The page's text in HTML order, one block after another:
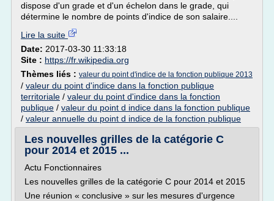
dispose d'un grade et d'un échelon dans le grade, qui
détermine le nombre de points d'indice de son salaire....
Lire la suite
Date: 2017-03-30 11:33:18
Site : https://fr.wikipedia.org
Thèmes liés : valeur du point d'indice de la fonction publique 2013
/ valeur du point d'indice dans la fonction publique
territoriale / valeur du point d'indice dans la fonction
publique / valeur du point d indice dans la fonction publique
/ valeur annuelle du point d indice de la fonction publique
Les nouvelles grilles de la catégorie C
pour 2014 et 2015 ...
Actu Fonctionnaires
Les nouvelles grilles de la catégorie C pour 2014 et 2015
Une réunion « conclusive » sur les mesures d'urgence